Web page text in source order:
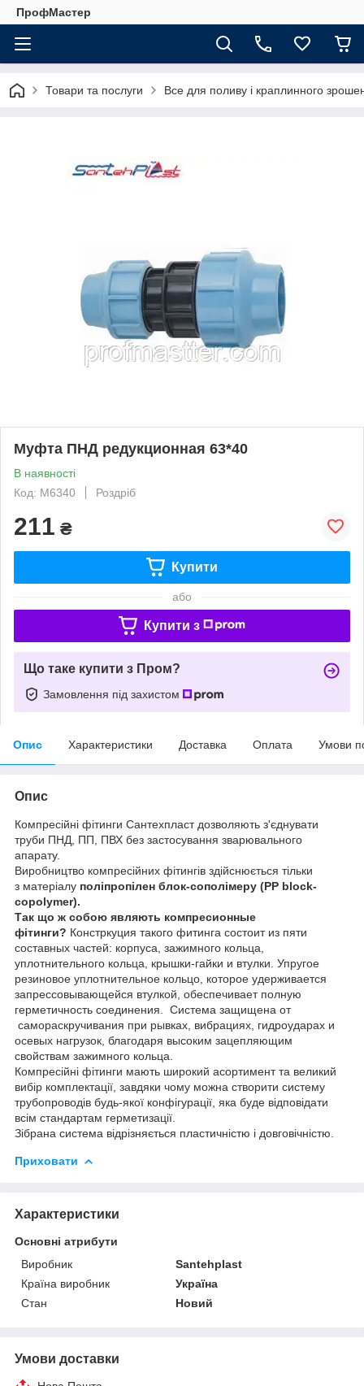
ПрофМастер
Товари та послуги Все для поливу і краплинного
Муфта ПНД редукционная 63*40
В наявності
Код: М6340
Роздріб
211 ₴
Купити
або
Купити з
Що таке купити з Пром?
Замовлення під захистом
Опис Характеристики Доставка Оплата Умови
Опис
Компресійні фітинги Сантехпласт дозволяють з'єднувати
труби ПНД, ПП, ПВХ без застосування зварювального
апарату.
Виробництво компресійних фітингів здійснюється тільки
з матеріалу поліпропілен блок-сополімеру (PP block-
copolymer).
Так що ж собою являють компресионные
фітинги? Констркуция такого фитинга состоит из пяти
составных частей: корпуса, зажимного кольца,
уплотнительного кольца, крышки-гайки и втулки. Упругое
резиновое уплотнительное кольцо, которое удерживается
запрессовывающейся втулкой, обеспечивает полную
герметичность соединения. Система защищена от
самораскручивания при рывках, вибрациях, гидроударах и
осевых нагрузок, благодаря высоким зацепляющим
свойствам зажимного кольца.
Компресійні фітинги мають широкий асортимент та великий
вибір комплектації, завдяки чому можна створити систему
трубопроводів будь-якої конфігурації, яка буде відповідати
всім стандартам герметизації.
Зібрана система відрізняється пластичністю і довговічністю.
Приховати
Характеристики
Основні атрибути
Виробник
Santehplast
Країна виробник
Україна
Стан
Новий
Умови доставки